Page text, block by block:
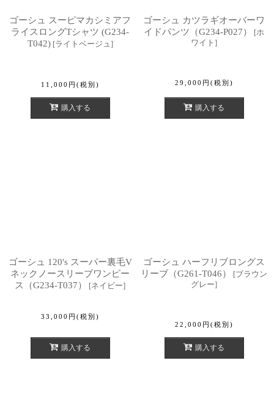
ゴーシュ スーピマカシミアフ
ライスロングTシャツ (G234-
T042) [ライトベージュ ]
11,000 円 (税別)
購入する
ゴーシュ カツラギオーバーワ
イドパンツ（G234-P027）
[ホ
ワイト ]
29,000 円 (税別)
購入する
ゴーシュ 120's スーパー裏毛V
ネックノースリーブワンピー
ス（G234-T037）
[ネイビー]
33,000 円 (税別)
購入する
ゴーシュ ハーフリブロングス
リーブ（G261-T046）
[ブラウン
グレー]
22,000 円 (税別)
購入する